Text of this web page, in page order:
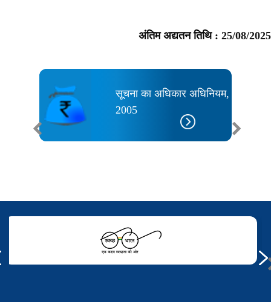
अंतिम अद्यतन तिथि : 25/08/2025
सूचना का अधिकार अधिनियम,
2005